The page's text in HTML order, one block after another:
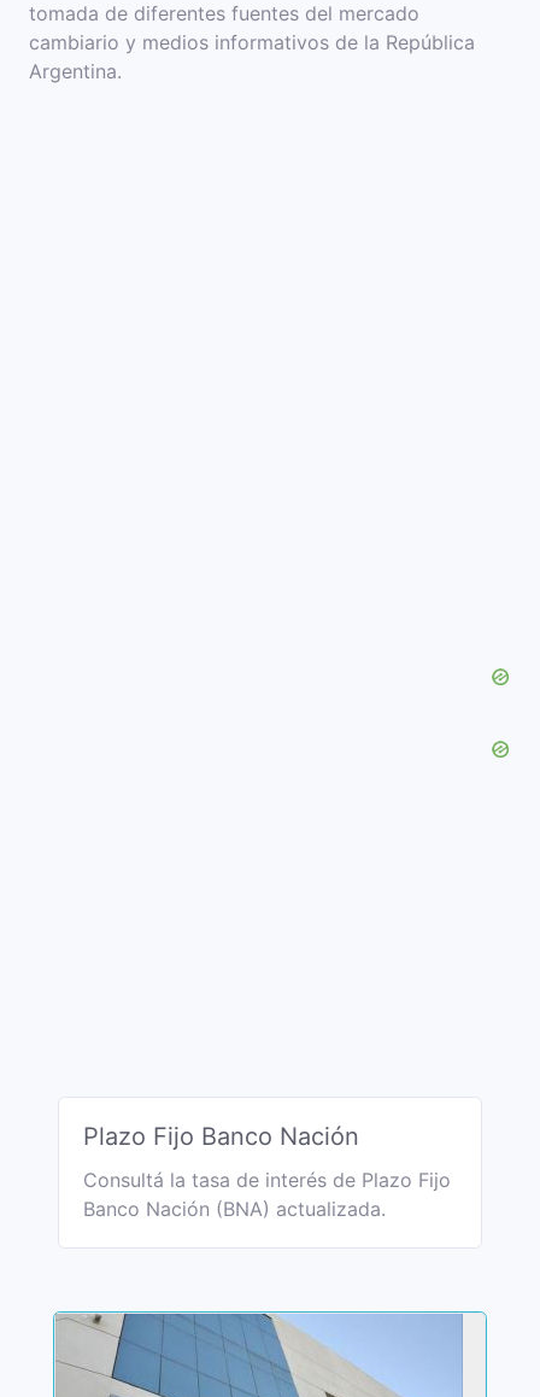
tomada de diferentes fuentes del mercado
cambiario y medios informativos de la República
Argentina.
Plazo Fijo Banco Nación
Consultá la tasa de interés de Plazo Fijo
Banco Nación (BNA) actualizada.